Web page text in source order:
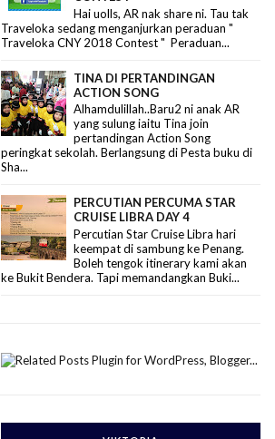
Hai uolls, AR nak share ni. Tau tak
Traveloka sedang menganjurkan peraduan "
Traveloka CNY 2018 Contest " Peraduan...
TINA DI PERTANDINGAN
ACTION SONG
Alhamdulillah..Baru2 ni anak AR
yang sulung iaitu Tina join
pertandingan Action Song
peringkat sekolah. Berlangsung di Pesta buku di
Sha...
PERCUTIAN PERCUMA STAR
CRUISE LIBRA DAY 4
Percutian Star Cruise Libra hari
keempat di sambung ke Penang.
Boleh tengok itinerary kami akan
ke Bukit Bendera. Tapi memandangkan Buki...